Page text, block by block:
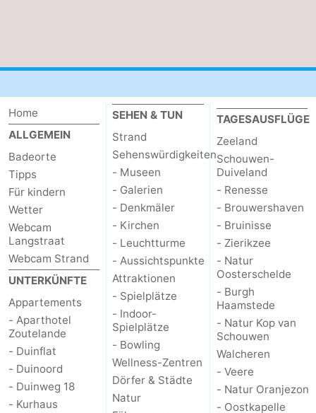
van
Schouwen
Veere
-
Natur
Oranjezon
-
Oostkapelle
-
Natur
de
Mantelingen
-
Domburg
-
Westkapelle
-
Natur
Walcherse
bos
Dishoek
Vlissingen
Middelburg
Zeeuws-
Home
ALLGEMEIN
Badeorte
Tipps
Für kindern
Wetter
Webcam
Langstraat
Webcam Strand
UNTERKÜNFTE
Appartements
- Aparthotel
Zoutelande
- Duinflat
- Duinoord
- Duinweg 18
- Kurhaus
SEHEN & TUN
Strand
Sehenswürdigkeiten
- Museen
- Galerien
- Denkmäler
- Kirchen
- Leuchtturme
- Aussichtspunkte
Attraktionen
- Spielplätze
- Indoor-
Spielplätze
- Bowling
Wellness-Zentren
Dörfer & Städte
Natur
TAGESAUSFLÜGE
Zeeland
Schouwen-
Duiveland
- Renesse
- Brouwershaven
- Bruinisse
- Zierikzee
- Natur
Oosterschelde
- Burgh
Haamstede
- Natur Kop van
Schouwen
Walcheren
- Veere
- Natur Oranjezon
- Oostkapelle